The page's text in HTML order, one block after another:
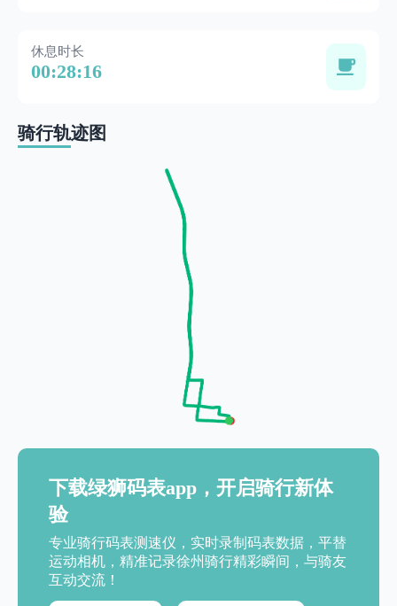
休息时长
00:28:16
骑行轨迹图
下载绿狮码表app，开启骑行新体
验
专业骑行码表测速仪，实时录制码表数据，平替
运动相机，精准记录徐州骑行精彩瞬间，与骑友
互动交流！